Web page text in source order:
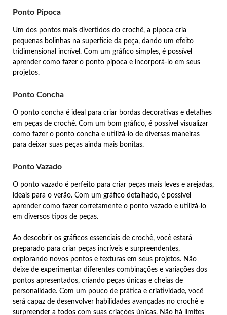
Ponto Pipoca
Um dos pontos mais divertidos do crochê, a pipoca cria
pequenas bolinhas na superfície da peça, dando um efeito
tridimensional incrível. Com um gráfico simples, é possível
aprender como fazer o ponto pipoca e incorporá-lo em seus
projetos.
Ponto Concha
O ponto concha é ideal para criar bordas decorativas e detalhes
em peças de crochê. Com um bom gráfico, é possível visualizar
como fazer o ponto concha e utilizá-lo de diversas maneiras
para deixar suas peças ainda mais bonitas.
Ponto Vazado
O ponto vazado é perfeito para criar peças mais leves e arejadas,
ideais para o verão. Com um gráfico detalhado, é possível
aprender como fazer corretamente o ponto vazado e utilizá-lo
em diversos tipos de peças.
Ao descobrir os gráficos essenciais de crochê, você estará
preparado para criar peças incríveis e surpreendentes,
explorando novos pontos e texturas em seus projetos. Não
deixe de experimentar diferentes combinações e variações dos
pontos apresentados, criando peças únicas e cheias de
personalidade. Com um pouco de prática e criatividade, você
será capaz de desenvolver habilidades avançadas no crochê e
surpreender a todos com suas criações únicas. Não há limites